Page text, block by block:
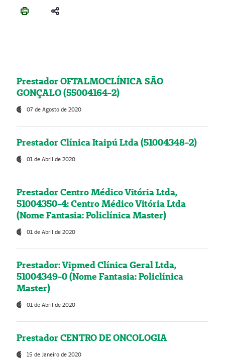
Prestador OFTALMOCLÍNICA SÃO
GONÇALO (55004164-2)
07 de Agosto de 2020
Prestador Clínica Itaipú Ltda (51004348-2)
01 de Abril de 2020
Prestador Centro Médico Vitória Ltda,
51004350-4: Centro Médico Vitória Ltda
(Nome Fantasia: Policlínica Master)
01 de Abril de 2020
Prestador: Vipmed Clínica Geral Ltda,
51004349-0 (Nome Fantasia: Policlínica
Master)
01 de Abril de 2020
Prestador CENTRO DE ONCOLOGIA
15 de Janeiro de 2020